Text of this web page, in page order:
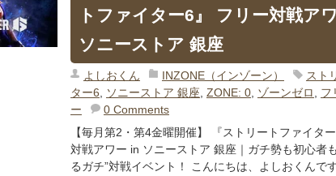
トファイター6』 フリー対戦ア
ソニーストア 銀座
よしおくん INZONE（インゾーン）
スト
ター6, ソニーストア 銀座, ZONE: 0, ゾーンゼロ, フ
ー
0 Comments
【毎月第2・第4金曜開催】 『ストリートファイタ
対戦アワー in ソニーストア 銀座｜ガチ勢も初心者
るガチ”対戦イベント！ こんにちは、よしおくんで